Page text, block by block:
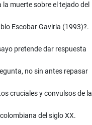
la muerte sobre el tejado del
Escobar Gaviria (1993)?.
pretende dar respuesta
no sin antes repasar
cruciales y convulsos de la
del siglo XX.